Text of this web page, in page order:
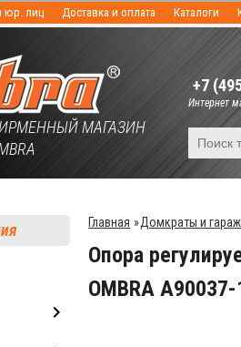
юр. лиц Доставка и оплата Каталоги
МАГАЗИН
+7
Интернет
Главная »Домкраты и
Опора
OMBRA